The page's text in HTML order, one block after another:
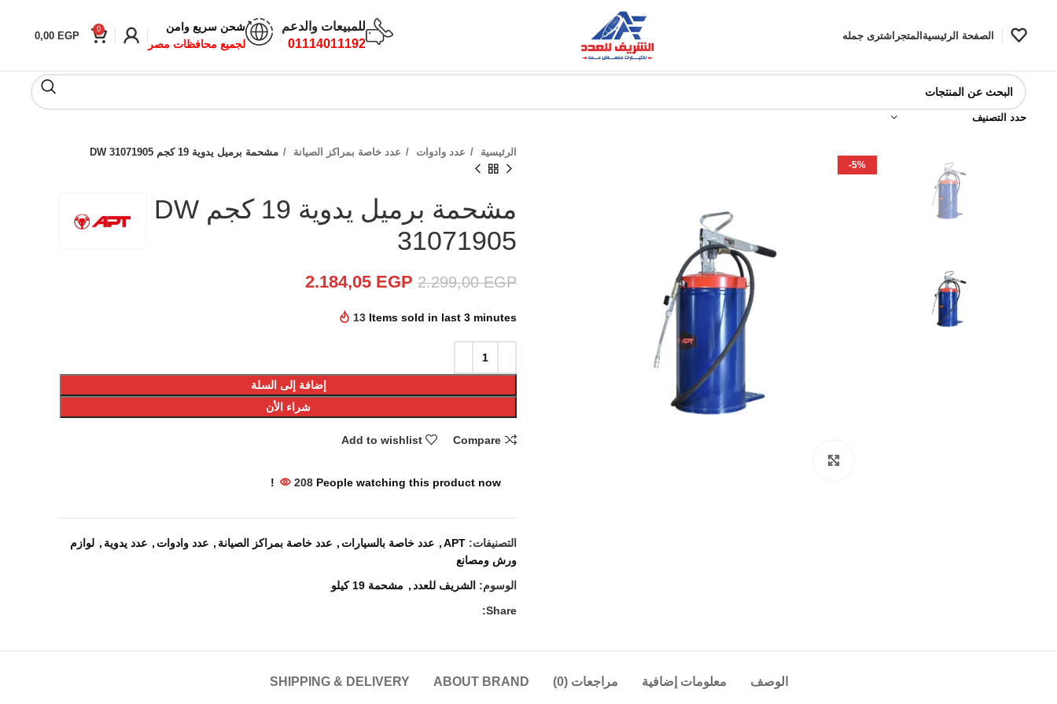
الصفحة الرئيسيةالمتجر اشترى جمله
للمبيعات والدعم
01114011192
شحن سريع وامن
لجميع محافظات مصر
0
0,00 EGP
حدد التصنيف
-5%
الرئيسية عدد وادوات عدد خاصة بمراكز الصيانة مشحمة برميل يدوية 19 كجم DW 31071905
مشحمة برميل يدوية 19 كجم DW
31071905
2.299,00EGP
2.184,05 EGP
13 Items sold in last 3 minutes
إضافة إلى السلة
شراء الأن
Compare
Add to wishlist
208 People watching this product now!
التصنيفات: APT
, عدد خاصة بالسيارات , عدد خاصة بمراكز الصيانة , عدد وادوات , عدد يدوية , لوازم
ورش ومصانع
الوسوم: الشريف للعدد, مشحمة 19 كيلو
Share:
الوصف معلومات إضافية مراجعات (0) ABOUT BRAND
SHIPPING & DELIVERY